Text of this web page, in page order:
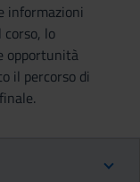
informazioni
lo
opportunità
il percorso di